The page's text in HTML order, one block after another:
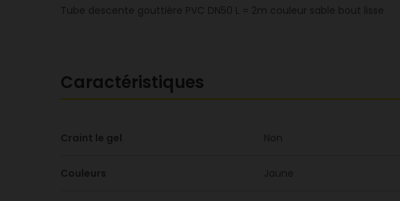
Tube descente gouttière PVC DN50 L = 2m couleur sable bout lisse
Caractéristiques
Craint le gel Non
Couleurs Jaune